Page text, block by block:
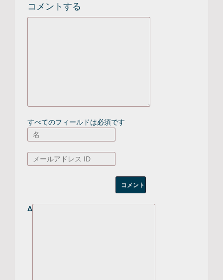
コメントする
すべてのフィールドは必須です
Δ